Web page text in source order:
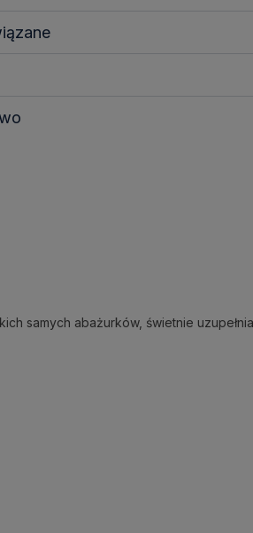
samych abażurków, świetnie